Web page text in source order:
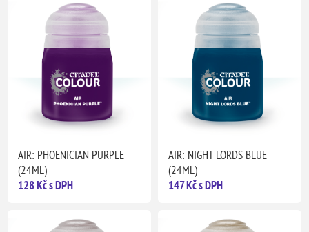
AIR: PHOENICIAN PURPLE
(24ML)
128 Kč s DPH
AIR: NIGHT LORDS BLUE
(24ML)
147 Kč s DPH